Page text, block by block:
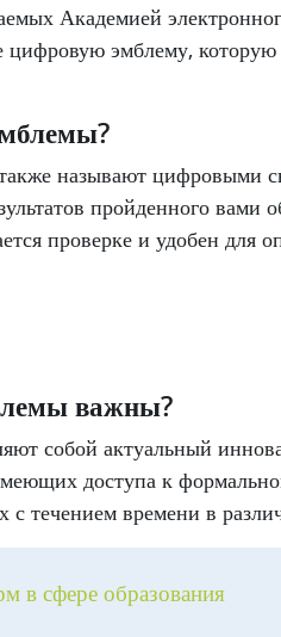
Академией
цифровую эмблему,
называют цифровыми
пройденного
проверке и удобен для
важны?
собой актуальный
доступа к
течением времени в
в сфере образования